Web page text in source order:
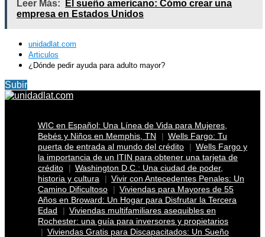
Leer Más:
El sueño americano: Cómo crear una
empresa en Estados Unidos
unidadlat.com
Articulos
¿Dónde pedir ayuda para adulto mayor?
Subir
WIC en Español: Una Línea de Vida para Mujeres,
Bebés y Niños en Memphis, TN
Wells Fargo: Tu
puerta de entrada al mundo del crédito
Wells Fargo y
la importancia de un ITIN para obtener una tarjeta de
crédito
Washington D.C.: Una ciudad de poder,
historia y cultura
Vivir con Antecedentes Penales: Un
Camino Dificultoso
Viviendas para Mayores de 55
Años en Broward: Un Hogar para Disfrutar la Tercera
Edad
Viviendas multifamiliares asequibles en
Rochester: una guía para inversores y propietarios
Viviendas Gratis para Discapacitados: Un Sueño